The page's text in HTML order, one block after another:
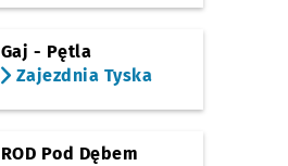
Gaj - Pętla
Zajezdnia Tyska
ROD Pod Dębem